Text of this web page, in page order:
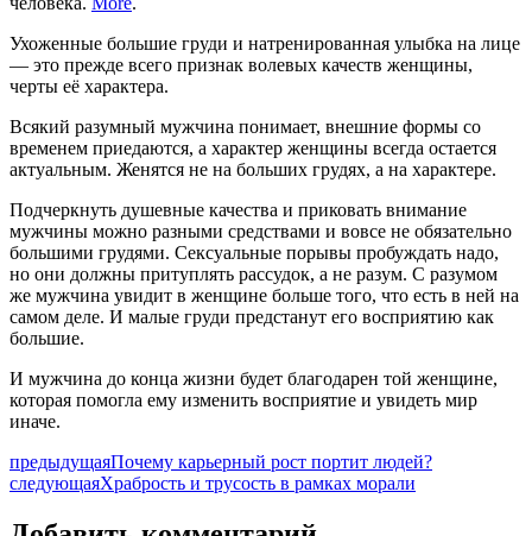
Ухоженные большие груди и натренированная улыбка на лице
— это прежде всего признак волевых качеств женщины,
черты её характера.
Всякий разумный мужчина понимает, внешние формы со
временем приедаются, а характер женщины всегда остается
актуальным. Женятся не на больших грудях, а на характере.
Подчеркнуть душевные качества и приковать внимание
мужчины можно разными средствами и вовсе не обязательно
большими грудями. Сексуальные порывы пробуждать надо,
но они должны притуплять рассудок, а не разум. С разумом
же мужчина увидит в женщине больше того, что есть в ней на
самом деле. И малые груди предстанут его восприятию как
большие.
И мужчина до конца жизни будет благодарен той женщине,
которая помогла ему изменить восприятие и увидеть мир
иначе.
предыдущаяПочему карьерный рост портит людей?
следующаяХрабрость и трусость в рамках морали